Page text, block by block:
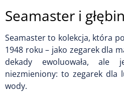
Seamaster i
Seamaster to kolekcja, która
1948 roku – jako zegarek dla
dekady ewoluowała, ale
niezmieniony: to zegarek dla
wody.